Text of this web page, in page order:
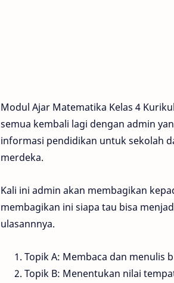
Modul Ajar Matematika Kelas 4
semua kembali lagi dengan admin
informasi pendidikan untuk sekolah
merdeka.
Kali ini admin akan membagikan
membagikan ini siapa tau bisa
ulasannnya.
Topik A: Membaca dan menulis
Topik B: Menentukan nilai